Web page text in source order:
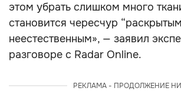
этом убрать слишком много
становится чересчур
неестественным», — заявил
разговоре с Radar Online.
РЕКЛАМА - ПРОДОЛЖЕНИЕ